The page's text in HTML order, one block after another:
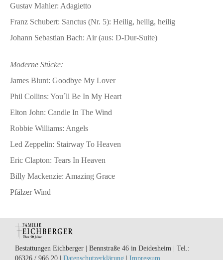
Gustav Mahler: Adagietto
Franz Schubert: Sanctus (Nr. 5): Heilig, heilig, heilig
Johann Sebastian Bach: Air (aus: D-Dur-Suite)
Moderne Stücke:
James Blunt: Goodbye My Lover
Phil Collins: You´ll Be In My Heart
Elton John: Candle In The Wind
Robbie Williams: Angels
Led Zeppelin: Stairway To Heaven
Eric Clapton: Tears In Heaven
Billy Mackenzie: Amazing Grace
Pfälzer Wind
Bestattungen Eichberger | Bennstraße 46 in Deidesheim | Tel.:
06326 / 966 20 | Datenschutzerklärung | Impressum